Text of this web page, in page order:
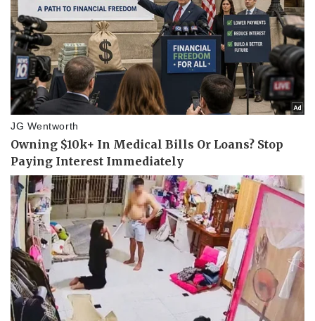
Pháp luật
Vụ án
Tin nóng
Tư vấn luật
Vũ khí
Việt Nam
Phân tích